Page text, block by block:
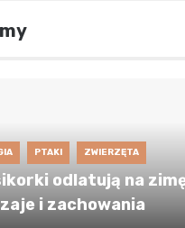
PTAKI ZWIERZĘTA
odlatują na
i zachowania